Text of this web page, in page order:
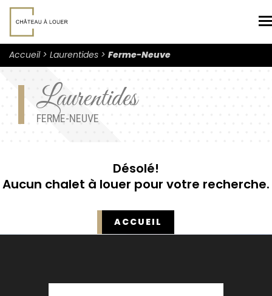
Accueil Laurentides Ferme-Neuve
Laurentides
FERME-NEUVE
Désolé!
Aucun chalet à louer pour votre recherche.
ACCUEIL